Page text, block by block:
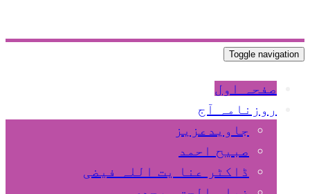
Toggle navigation
صفحہ اول
روزنامہ آج
جاویدعزیز
صبیح احمد
ڈاکٹر عنا یت اللہ فیضی